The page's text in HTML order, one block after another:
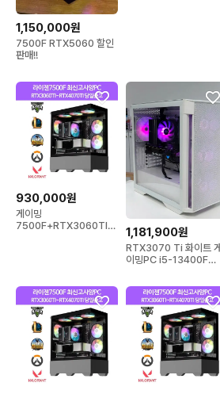
1,150,000원
7500F RTX5060 할인
판매!!
930,000원
게이밍
7500F+RTX3060TI~
1,181,900원
RTX3070 Ti 화이트 게
이밍PC i5-13400F